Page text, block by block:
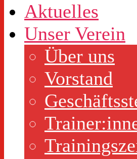
Aktuelles
Unser Verein
Über uns
Vorstand